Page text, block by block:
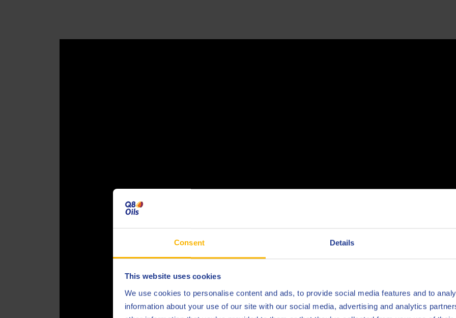
Consent Details
This website uses cookies
We use cookies to personalise content and ads, to provide social media features and to
information about your use of our site with our social media, advertising and analytics